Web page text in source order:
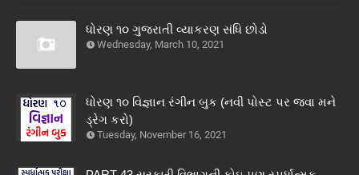
ધોરણ ૧૦ ગુજરાતી વ્યાકરણ સંધિ છોડો
Wednesday, March 10, 2021
ધોરણ ૧૦ વિજ્ઞાન રંગીન બુક (નવી પોસ્ટ પર જવા મને
ડ્રેગ કરો)
Tuesday, November 16, 2021